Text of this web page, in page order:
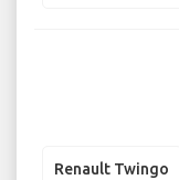
Renault Twingo